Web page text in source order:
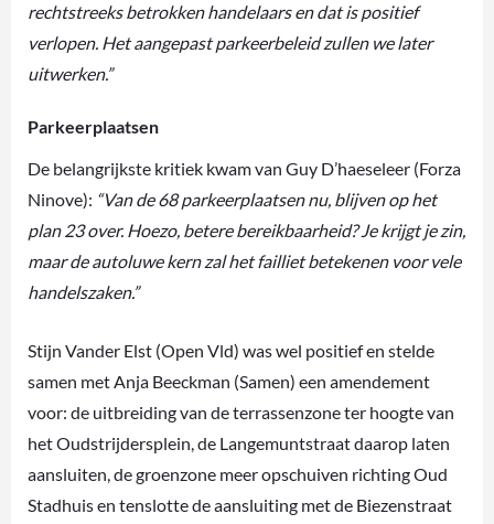
rechtstreeks betrokken handelaars en dat is positief
verlopen. Het aangepast parkeerbeleid zullen we later
uitwerken.”
Parkeerplaatsen
De belangrijkste kritiek kwam van Guy D’haeseleer (Forza
Ninove): “Van de 68 parkeerplaatsen nu, blijven op het
plan 23 over. Hoezo, betere bereikbaarheid? Je krijgt je zin,
maar de autoluwe kern zal het failliet betekenen voor vele
handelszaken.”
Stijn Vander Elst (Open Vld) was wel positief en stelde
samen met Anja Beeckman (Samen) een amendement
voor: de uitbreiding van de terrassenzone ter hoogte van
het Oudstrijdersplein, de Langemuntstraat daarop laten
aansluiten, de groenzone meer opschuiven richting Oud
Stadhuis en tenslotte de aansluiting met de Biezenstraat